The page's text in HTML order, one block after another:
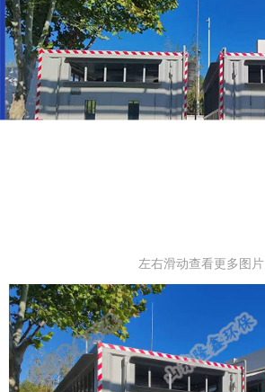
左右滑动查看更多图片